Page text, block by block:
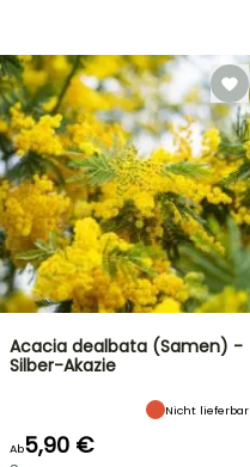
Acacia dealbata (Samen) -
Silber-Akazie
Nicht lieferbar
Ab5,90 €